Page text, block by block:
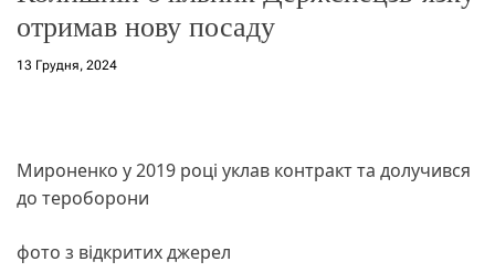
отримав нову посаду
13 Грудня, 2024
Мироненко у 2019 році уклав контракт та долучився
до тероборони
фото з відкритих джерел